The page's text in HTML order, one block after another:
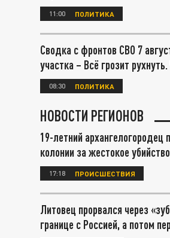
11:00 ПОЛИТИКА
Сводка с фронтов СВО 7
участка – Всё грозит
08:30 ПОЛИТИКА
НОВОСТИ РЕГИОНОВ
19-летний архангелогородец
колонии за жестокое убийство
17:18 ПРОИСШЕСТВИЯ
Литовец прорвался через
границе с Россией, а потом